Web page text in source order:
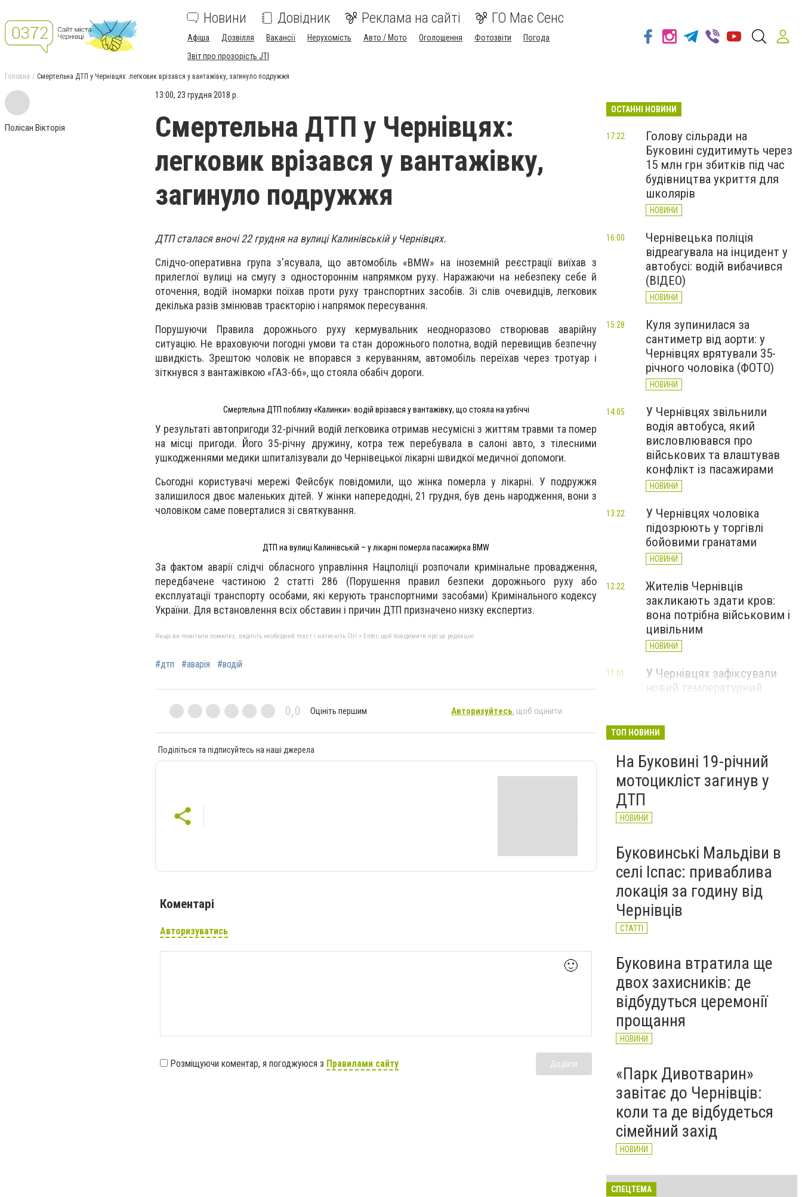
Новини Довідник Реклама на сайті ГО Має Сенс
Афіша Дозвілля Вакансії Нерухомість Авто / Мото Оголошення Фотозвіти
Погода
Звіт про прозорість JTI
Головна Смертельна ДТП у Чернівцях: легковик врізався у вантажівку, загинуло подружжя
Полісан Вікторія
13:00, 23 грудня 2018 р.
Смертельна ДТП у Чернівцях:
легковик врізався у вантажівку,
загинуло подружжя
ДТП сталася вночі 22 грудня на вулиці Калинівській у Чернівцях.
Слідчо-оперативна група з'ясувала, що автомобіль «BMW» на іноземній реєстрації виїхав з
прилеглої вулиці на смугу з одностороннім напрямком руху. Наражаючи на небезпеку себе й
оточення, водій іномарки поїхав проти руху транспортних засобів. Зі слів очевидців, легковик
декілька разів змінював траєкторію і напрямок пересування.
Порушуючи Правила дорожнього руху кермувальник неодноразово створював аварійну
ситуацію. Не враховуючи погодні умови та стан дорожнього полотна, водій перевищив безпечну
швидкість. Зрештою чоловік не впорався з керуванням, автомобіль переїхав через тротуар і
зіткнувся з вантажівкою «ГАЗ-66», що стояла обабіч дороги.
Смертельна ДТП поблизу «Калинки»: водій врізався у вантажівку, що стояла на узбіччі
У результаті автопригоди 32-річний водій легковика отримав несумісні з життям травми та помер
на місці пригоди. Його 35-річну дружину, котра теж перебувала в салоні авто, з тілесними
ушкодженнями медики шпиталізували до Чернівецької лікарні швидкої медичної допомоги.
Сьогодні користувачі мережі Фейсбук повідомили, що жінка померла у лікарні. У подружжя
залишилося двоє маленьких дітей. У жінки напередодні, 21 грудня, був день народження, вони з
чоловіком саме поверталися зі святкування.
ДТП на вулиці Калинівській – у лікарні померла пасажирка BMW
За фактом аварії слідчі обласного управління Нацполіції розпочали кримінальне провадження,
передбачене частиною 2 статті 286 (Порушення правил безпеки дорожнього руху або
експлуатації транспорту особами, які керують транспортними засобами) Кримінального кодексу
України. Для встановлення всіх обставин і причин ДТП призначено низку експертиз.
Якщо ви помітили помилку, виділіть необхідний текст і натисніть Ctrl + Enter, щоб повідомити про це редакцію
#дтп #аварія #водій
0,0 Оцініть першим Авторизуйтесь, щоб оцінити
Поділіться та підписуйтесь на наші джерела
Коментарі
Авторизуватись
🙂
Розміщуючи коментар, я погоджуюся з Правилами сайту Додати
ОСТАННІ НОВИНИ
Голову сільради на
Буковині судитимуть через
15 млн грн збитків під час
будівництва укриття для
школярів
НОВИНИ
17:22
Чернівецька поліція
відреагувала на інцидент у
автобусі: водій вибачився
(ВІДЕО)
НОВИНИ
16:00
Куля зупинилася за
сантиметр від аорти: у
Чернівцях врятували 35-
річного чоловіка (ФОТО)
НОВИНИ
15:28
У Чернівцях звільнили
водія автобуса, який
висловлювався про
військових та влаштував
конфлікт із пасажирами
НОВИНИ
14:05
У Чернівцях чоловіка
підозрюють у торгівлі
бойовими гранатами
НОВИНИ
13:22
Жителів Чернівців
закликають здати кров:
вона потрібна військовим і
цивільним
НОВИНИ
12:22
У Чернівцях зафіксували
новий температурний
11:01
області обмежили рух
великовагового транспорту
НОВИНИ
ТОП НОВИНИ
На Буковині 19-річний
мотоцикліст загинув у
ДТП
НОВИНИ
Буковинські Мальдіви в
селі Іспас: приваблива
локація за годину від
Чернівців
СТАТТІ
Буковина втратила ще
двох захисників: де
відбудуться церемонії
прощання
НОВИНИ
«Парк Дивотварин»
завітає до Чернівців:
коли та де відбудеться
сімейний захід
НОВИНИ
СПЕЦТЕМА